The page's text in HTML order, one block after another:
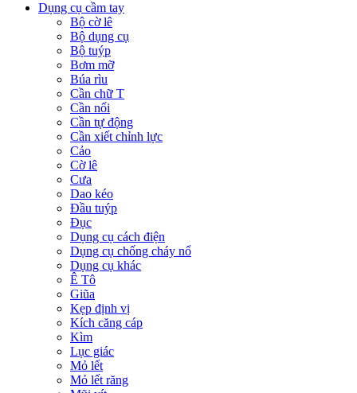
Dụng cụ cầm tay
Bộ cờ lê
Bộ dụng cụ
Bộ tuýp
Bơm mỡ
Búa rìu
Cần chữ T
Cần nối
Cần tự động
Cần xiết chỉnh lực
Cảo
Cờ lê
Cưa
Dao kéo
Đầu tuýp
Đục
Dụng cụ cách điện
Dụng cụ chống cháy nổ
Dụng cụ khác
Ê Tô
Giũa
Kẹp định vị
Kích căng cáp
Kìm
Lục giác
Mỏ lết
Mỏ lết răng